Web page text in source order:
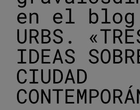
en el blog
URBS.
IDEAS
CIUDAD